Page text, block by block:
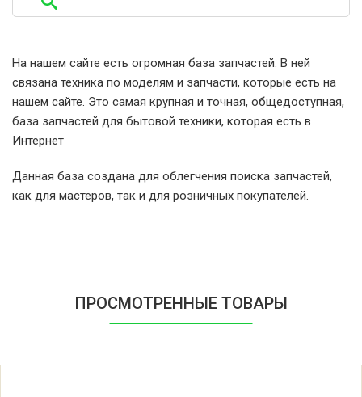
869991633400 (859991633400 F163340)
F160959 (859991609590 869991609590)
Indesit BIWDIL75145EU 769991567490
F156749 (859991567490 869991567490)
Indesit BIWDIL75145EU 769991567491
F156749 (859991567490 869991567490)
Indesit BIWMIL71252EU 769991566111
F156611 (859991566110 869991566110)
На нашем сайте есть огромная база запчастей. В ней
связана техника по моделям и запчасти, которые есть на
нашем сайте. Это самая крупная и точная, общедоступная,
база запчастей для бытовой техники, которая есть в
Интернет
Данная база создана для облегчения поиска запчастей,
как для мастеров, так и для розничных покупателей.
ПРОСМОТРЕННЫЕ ТОВАРЫ